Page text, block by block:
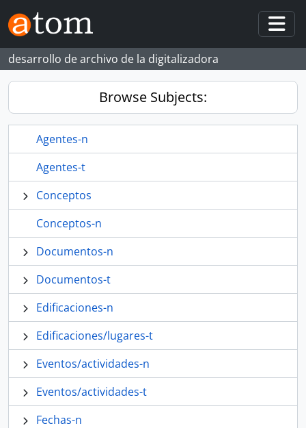
Skip to main content
desarrollo de archivo de la digitalizadora
Browse Subjects:
Agentes-n
Agentes-t
Conceptos
Conceptos-n
Documentos-n
Documentos-t
Edificaciones-n
Edificaciones/lugares-t
Eventos/actividades-n
Eventos/actividades-t
Fechas-n